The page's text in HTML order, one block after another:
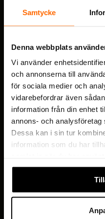
Samtycke
Denna webbplats
Vi använder
och annonserna till
för sociala medier och
vidarebefordrar även
information från din enhet
annons- och
Dessa kan i sin tur
information som du har
Service
Startvejledning
Vedligehold
Forhandler
Information
Vilkor
Følg os